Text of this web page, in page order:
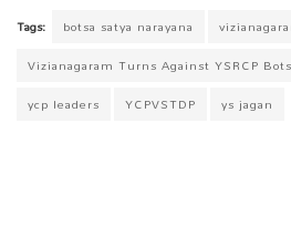
Tags: botsa satya narayana
Vizianagaram Turns Against YSRCP
ycp leaders
YCPVSTDP ys jagan